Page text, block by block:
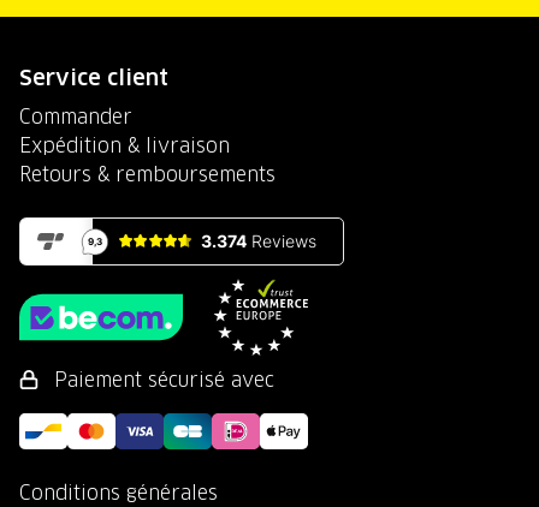
Service client
Commander
Expédition & livraison
Retours & remboursements
Paiement sécurisé avec
Conditions générales